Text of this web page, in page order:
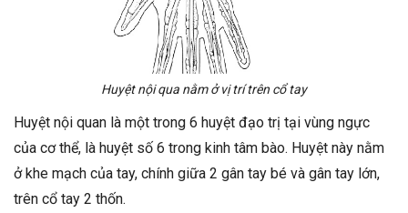
Huyệt nội qua nằm ở vị trí trên cổ tay
Huyệt nội quan là một trong 6 huyệt đạo trị tại vùng ngực
của cơ thể, là huyệt số 6 trong kinh tâm bào. Huyệt này nằm
ở khe mạch của tay, chính giữa 2 gân tay bé và gân tay lớn,
trên cổ tay 2 thốn.